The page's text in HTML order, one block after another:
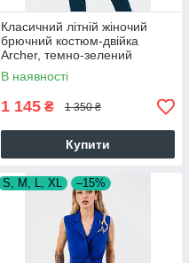
Класичний літній жіночий
брючний костюм-двійка
Archer, темно-зелений
В наявності
1 145 ₴ 1 350 ₴
Купити
S, M, L, XL –15%